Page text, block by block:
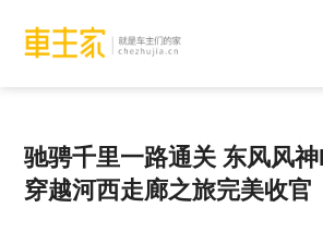
驰骋千里一路通关 东风风
穿越河西走廊之旅完美收官